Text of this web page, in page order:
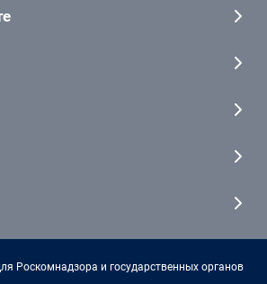
Роскомнадзора и государственных органов